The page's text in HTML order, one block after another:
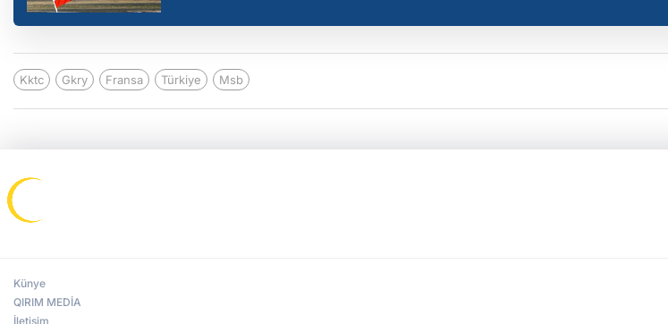
Kktc Gkry Fransa Türkiye Msb
Künye
QIRIM MEDİA
İletişim